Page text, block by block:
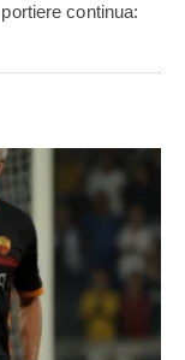
continua: